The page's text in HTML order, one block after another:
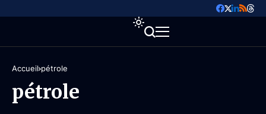
Accueil pétrole
pétrole